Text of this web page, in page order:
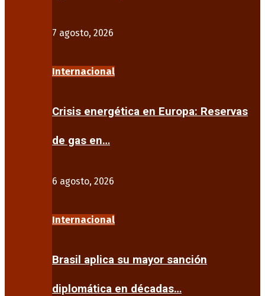
7 agosto, 2026
Internacional
Crisis energética en Europa: Reservas
de gas en…
6 agosto, 2026
Internacional
Brasil aplica su mayor sanción
diplomática en décadas…